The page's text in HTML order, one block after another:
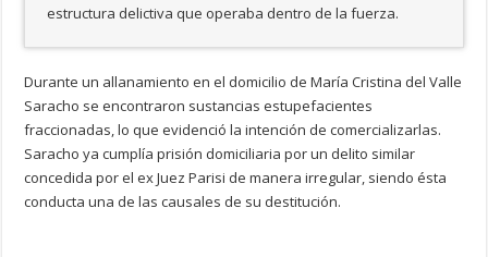
estructura delictiva que operaba dentro de la fuerza.
Durante un allanamiento en el domicilio de María Cristina del Valle
Saracho se encontraron sustancias estupefacientes
fraccionadas, lo que evidenció la intención de comercializarlas.
Saracho ya cumplía prisión domiciliaria por un delito similar
concedida por el ex Juez Parisi de manera irregular, siendo ésta
conducta una de las causales de su destitución.